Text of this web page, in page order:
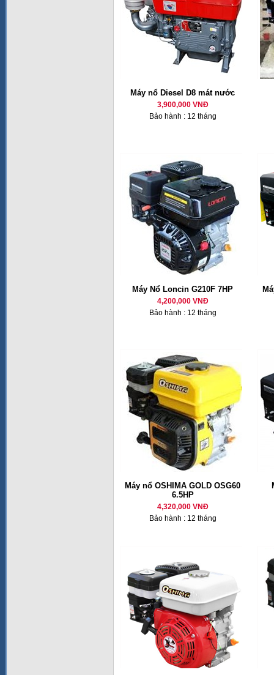
Máy nổ Diesel D8 mát nước
3,900,000 VNĐ
Bảo hành : 12 tháng
Máy Nổ Loncin G210F 7HP
4,200,000 VNĐ
Bảo hành : 12 tháng
Máy nổ OSHIMA GOLD OSG60
6.5HP
4,320,000 VNĐ
Bảo hành : 12 tháng